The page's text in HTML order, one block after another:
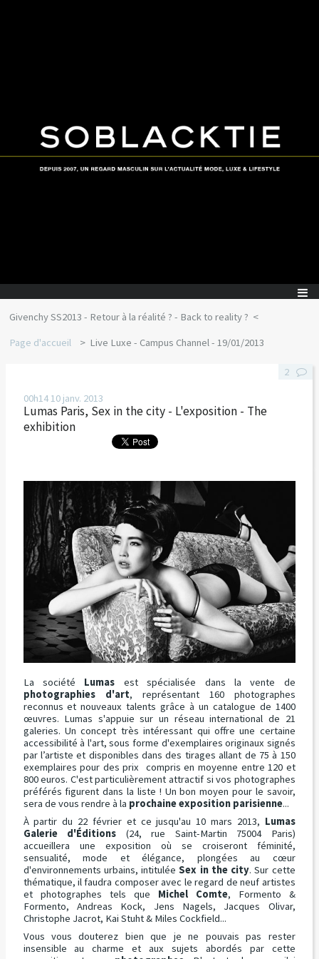
Givenchy SS2013 - Retour à la réalité ? - Back to reality ?
Page d'accueil
Live Luxe - Campus Channel - 19/01/2013
00h14 10 janv. 2013
Lumas Paris, Sex in the city - L'exposition - The
exhibition
La société Lumas est spécialisée dans la vente de
photographies d'art, représentant 160 photographes
reconnus et nouveaux talents grâce à un catalogue de 1400
œuvres. Lumas s'appuie sur un réseau international de 21
galeries. Un concept très intéressant qui offre une certaine
accessibilité à l'art, sous forme d'exemplaires originaux signés
par l’artiste et disponibles dans des tirages allant de 75 à 150
exemplaires pour des prix compris en moyenne entre 120 et
800 euros. C'est particulièrement attractif si vos photographes
préférés figurent dans la liste ! Un bon moyen pour le savoir,
sera de vous rendre à la prochaine exposition parisienne...
À partir du 22 février et ce jusqu'au 10 mars 2013, Lumas
Galerie d'Éditions (24, rue Saint-Martin 75004 Paris)
accueillera une exposition où se croiseront féminité,
sensualité, mode et élégance, plongées au cœur
d'environnements urbains, intituléeSex in the city. Sur cette
thématique, il faudra composer avec le regard de neuf artistes
et photographes tels que Michel Comte, Formento &
Formento, Andreas Kock, Jens Nagels, Jacques Olivar,
Christophe Jacrot, Kai Stuht & Miles Cockfield...
Vous vous douterez bien que je ne pouvais pas rester
insensible au charme et aux sujets abordés par cette
2